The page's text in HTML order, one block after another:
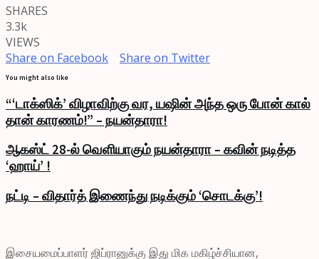
SHARES
3.3k
VIEWS
Share on Facebook
Share on Twitter
You might also like
“‘டாக்ஸிக்’ விழாவிற்கு வர, யஷின் அந்த ஒரு போன் கால்
தான் காரணம்!” – நயன்தாரா!
ஆகஸ்ட் 28-ல் வெளியாகும் நயன்தாரா – கவின் நடித்த
‘ஹாய்’ !
நட்டி – விதார்த் இணைந்து நடிக்கும் ‘சொடக்கு’!
இசையமைப்பாளர் ஜிப்ரானுக்கு இது மிக மகிழ்ச்சியான,